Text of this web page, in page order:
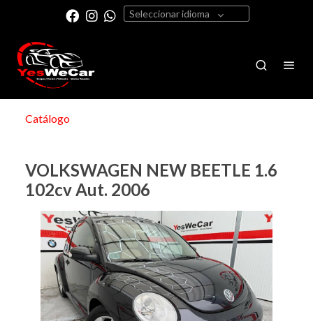
Seleccionar idioma
Catálogo
VOLKSWAGEN NEW BEETLE 1.6
102cv Aut. 2006